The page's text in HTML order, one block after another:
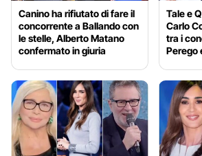
Canino ha rifiutato di fare il
concorrente a Ballando con
le stelle, Alberto Matano
confermato in giuria
Tale e
Carlo
tra i
Perego